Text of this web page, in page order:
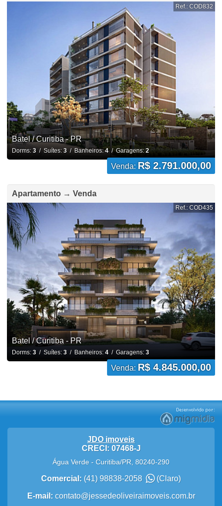
Ref.: COD832
Batel / Curitiba - PR
Dorms: 3/ Suítes: 3/ Banheiros:4/ Garagens:2
Venda: R$ 2.791.000,00
Apartamento → Venda
Ref.: COD435
Batel / Curitiba - PR
Dorms: 3/ Suítes: 3/ Banheiros: 4/ Garagens: 3
Venda: R$ 4.845.000,00
JDO imoveis
CRECI: 07468-J
Água Verde - Curitiba/PR 80240-290
Comercial: (41) 98838-2058 (Claro)
E-mail: contato@jessedeoliveiraimoveis.com.br